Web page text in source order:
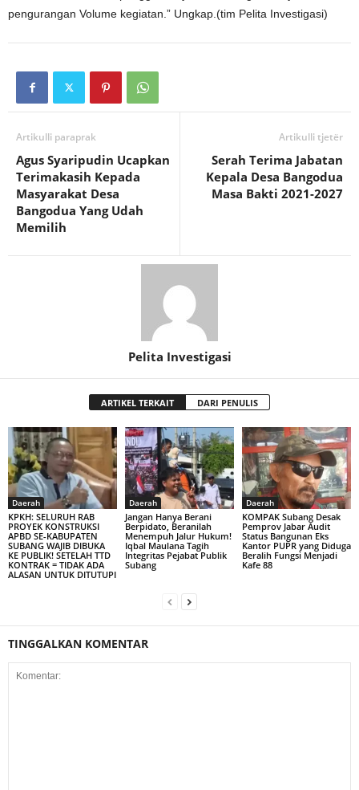
pengurangan Volume kegiatan.” Ungkap.(tim Pelita Investigasi)
Artikulli paraprak
Agus Syaripudin Ucapkan
Terimakasih Kepada
Masyarakat Desa
Bangodua Yang Udah
Memilih
Artikulli tjetër
Serah Terima Jabatan
Kepala Desa Bangodua
Masa Bakti 2021-2027
Pelita Investigasi
ARTIKEL TERKAIT DARI PENULIS
Daerah
KPKH: SELURUH RAB
PROYEK KONSTRUKSI
APBD SE-KABUPATEN
SUBANG WAJIB DIBUKA
KE PUBLIK! SETELAH TTD
KONTRAK = TIDAK ADA
ALASAN UNTUK DITUTUPI
Daerah
Jangan Hanya Berani
Berpidato, Beranilah
Menempuh Jalur Hukum!
Iqbal Maulana Tagih
Integritas Pejabat Publik
Subang
Daerah
KOMPAK Subang Desak
Pemprov Jabar Audit
Status Bangunan Eks
Kantor PUPR yang Diduga
Beralih Fungsi Menjadi
Kafe 88
TINGGALKAN KOMENTAR